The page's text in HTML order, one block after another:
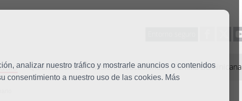
analizar nuestro tráfico y mostrarle anuncios o contenidos
consentimiento a nuestro uso de las cookies. Más
Quiénes somos Misión Vocaciones Familia Dominicana